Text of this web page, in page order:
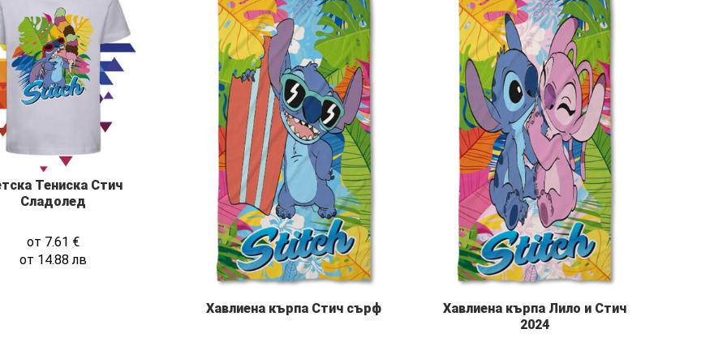
Тениска Стич
Сладолед
от 7.61 €
от 14.88лв
Хавлиена кърпа Стич сърф
Хавлиена кърпа Лило и Стич
2024